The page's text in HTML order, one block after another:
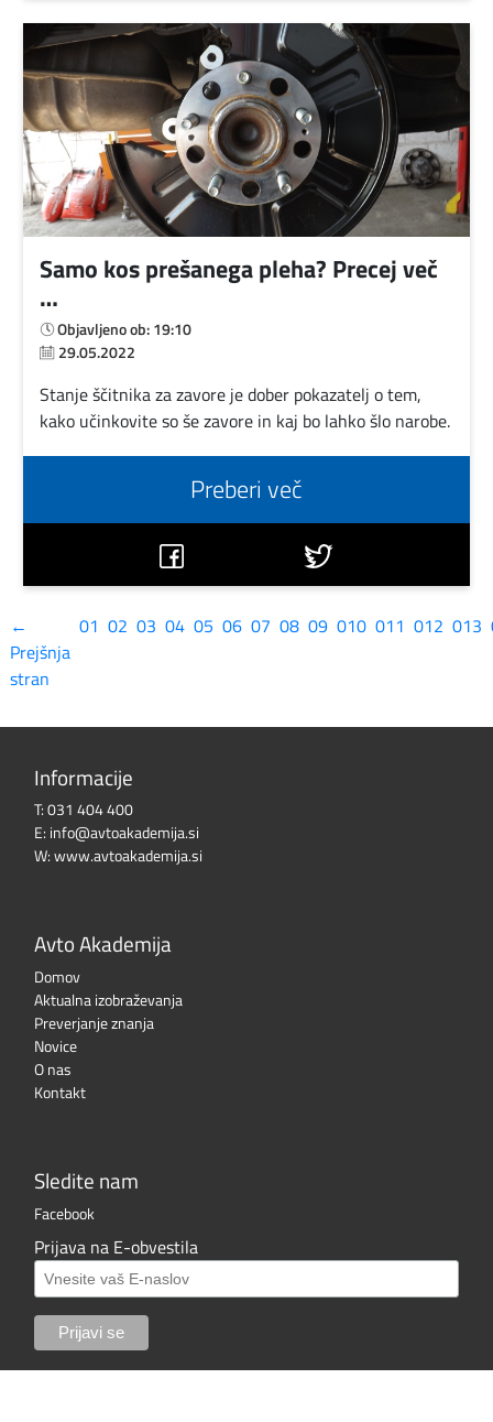
Samo kos prešanega pleha? Precej več
…
29.05.2022
Objavljeno ob: 19:10
Stanje ščitnika za zavore je dober pokazatelj o tem,
kako učinkovite so še zavore in kaj bo lahko šlo narobe.
Preberi več
←
Prejšnja
stran
01 02 03 04 05 06 07 08 09 010 011 012 013
Informacije
T:031 404 400
E: info@avtoakademija.si
W:www.avtoakademija.si
Avto Akademija
Domov
Aktualna izobraževanja
Preverjanje znanja
Novice
O nas
Kontakt
Sledite nam
Facebook
Prijava na E-obvestila